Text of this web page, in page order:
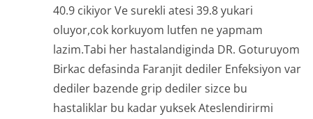
40.9 cikiyor Ve surekli atesi 39.8 yukari
oluyor,cok korkuyom lutfen ne yapmam
lazim.Tabi her hastalandiginda DR. Goturuyom
Birkac defasinda Faranjit dediler Enfeksiyon var
dediler bazende grip dediler sizce bu
hastaliklar bu kadar yuksek Ateslendirirmi